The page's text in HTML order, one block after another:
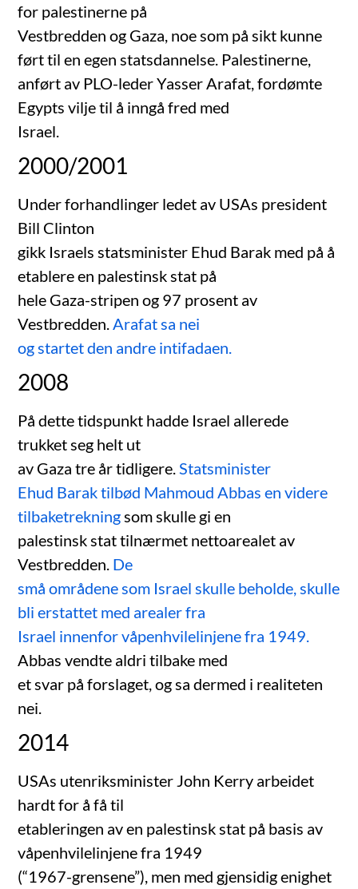
for palestinerne på
Vestbredden og Gaza, noe som på sikt kunne
ført til en egen statsdannelse. Palestinerne,
anført av PLO-leder Yasser Arafat, fordømte
Egypts vilje til å inngå fred med
Israel.
2000/2001
Under forhandlinger ledet av USAs president
Bill Clinton
gikk Israels statsminister Ehud Barak med på å
etablere en palestinsk stat på
hele Gaza-stripen og 97 prosent av
Vestbredden. Arafat sa nei
og startet den andre intifadaen.
2008
På dette tidspunkt hadde Israel allerede
trukket seg helt ut
av Gaza tre år tidligere. Statsminister
Ehud Barak tilbød Mahmoud Abbas en videre
tilbaketrekning som skulle gi en
palestinsk stat tilnærmet nettoarealet av
Vestbredden. De
små områdene som Israel skulle beholde, skulle
bli erstattet med arealer fra
Israel innenfor våpenhvilelinjene fra 1949.
Abbas vendte aldri tilbake med
et svar på forslaget, og sa dermed i realiteten
nei.
2014
USAs utenriksminister John Kerry arbeidet
hardt for å få til
etableringen av en palestinsk stat på basis av
våpenhvilelinjene fra 1949
(“1967-grensene”), men med gjensidig enighet